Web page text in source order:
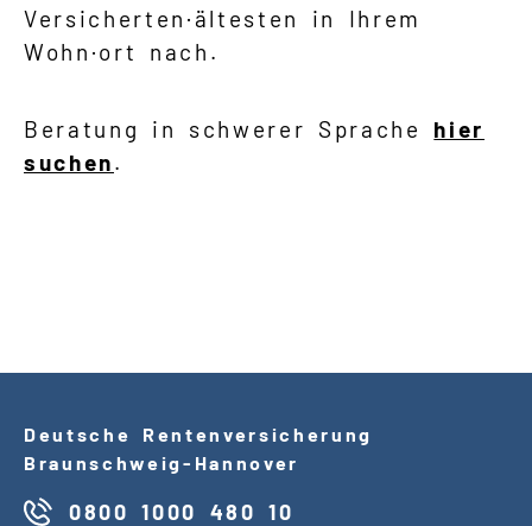
Versicherten·ältesten in Ihrem
Wohn·ort nach.
Beratung in schwerer Sprache hier
suchen.
Deutsche Rentenversicherung
Braunschweig-Hannover
0800 1000 480 10